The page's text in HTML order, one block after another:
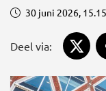
30 juni 2026, 15.15
Deel via: